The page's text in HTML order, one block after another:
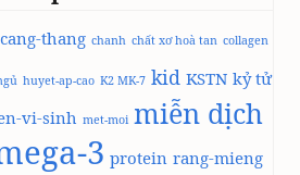
l
t
s
c
cang-thang chanh chất xơ hoà tan collagen
huyet-ap-cao K2 MK-7 kid KSTN kỷ tử
vi-sinh met-moi miễn dịch
3 protein rang-mieng